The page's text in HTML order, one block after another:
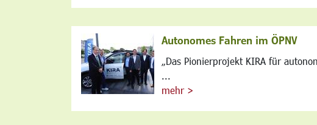
Autonomes Fahren im ÖPNV
„Das Pionierprojekt KIRA für
...
mehr >